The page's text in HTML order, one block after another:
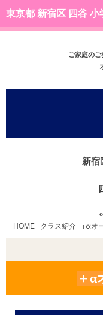
東京都 新宿区 四谷
ご家庭の
新宿
HOME クラス紹介 |+αオ
＋α